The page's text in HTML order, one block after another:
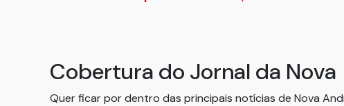
Cobertura do Jornal da Nova
Quer ficar por dentro das principais notícias de Nova